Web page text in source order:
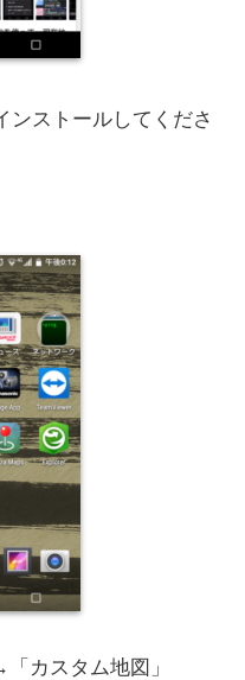
ンストールしてくださ
カスタム地図」